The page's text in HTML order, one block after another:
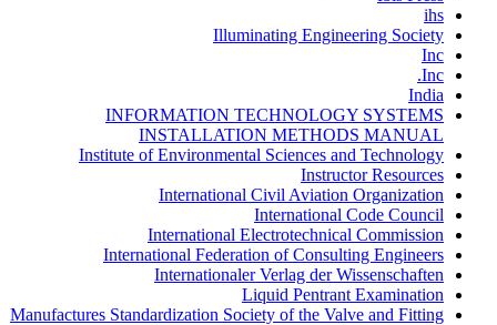
ihs
Illuminating Engineering Society
Inc
Inc.
India
INFORMATION TECHNOLOGY SYSTEMS
INSTALLATION METHODS MANUAL
Institute of Environmental Sciences and Technology
Instructor Resources
International Civil Aviation Organization
International Code Council
International Electrotechnical Commission
International Federation of Consulting Engineers
Internationaler Verlag der Wissenschaften
Liquid Pentrant Examination
Manufactures Standardization Society of the Valve and Fitting